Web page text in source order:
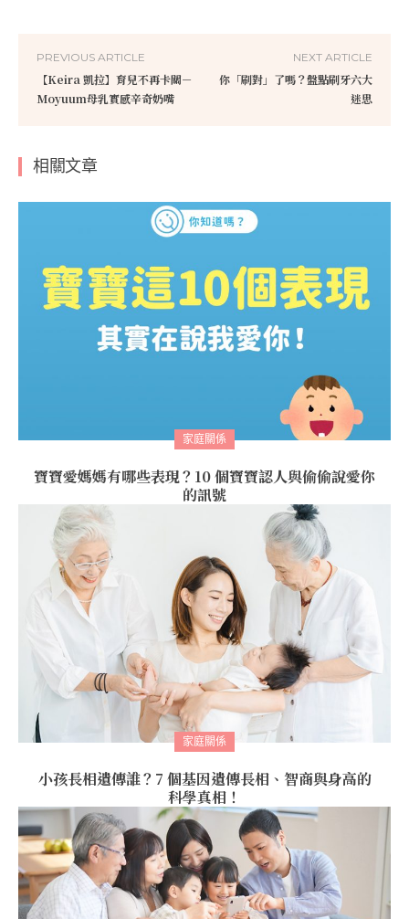
PREVIOUS ARTICLE
【Keira 凱拉】育兒不再卡關－
Moyuum母乳實感辛奇奶嘴
NEXT ARTICLE
你「刷對」了嗎？盤點刷牙六大
迷思
相關文章
家庭關係
寶寶愛媽媽有哪些表現？10 個寶寶認人與偷偷說愛你
的訊號
家庭關係
小孩長相遺傳誰？7 個基因遺傳長相、智商與身高的
科學真相！